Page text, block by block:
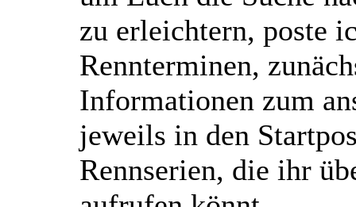
zu erleichtern, poste
Rennterminen,
Informationen zum
jeweils in den
Rennserien, die ihr